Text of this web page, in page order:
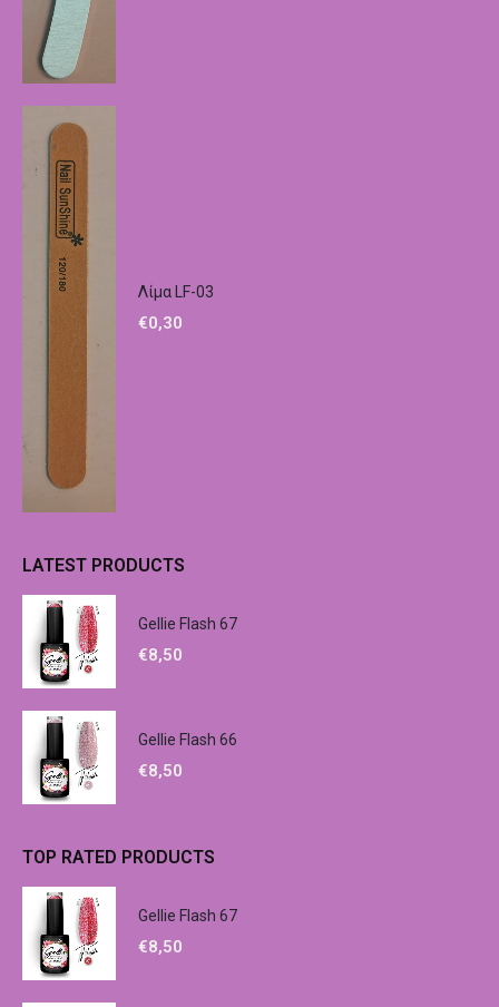
Λίμα LF-03
€0,30
LATEST PRODUCTS
Gellie Flash 67
€8,50
Gellie Flash 66
€8,50
TOP RATED PRODUCTS
Gellie Flash 67
€8,50